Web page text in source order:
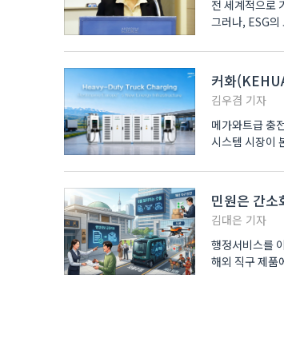
전 세계적으로
그러나, ESG의
커화
김우겸 기자
메가와트급 충
시스템 시장이
민원은 간
김대은 기자
행정서비스를
해외 직구 제품